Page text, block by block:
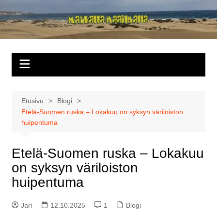
sisältöön
Matkalla
maailmalla
Etusivu
Blogi
Etelä-Suomen ruska – Lokakuu on syksyn väriloiston
huipentuma
Etelä-Suomen ruska – Lokakuu
on syksyn väriloiston
huipentuma
Jari 12.10.2025 1 Blogi